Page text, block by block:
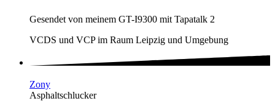
Gesendet von meinem GT-I9300 mit Tapatalk 2
VCDS und VCP im Raum Leipzig und Umgebung
Zony
Asphaltschlucker